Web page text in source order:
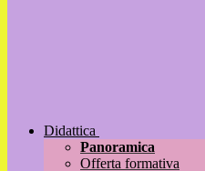
Didattica
Panoramica
Offerta formativa